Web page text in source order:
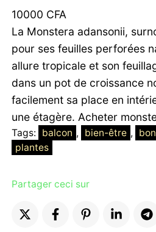
10000 CFA
La Monstera adansonii,
pour ses feuilles perforées
allure tropicale et son
dans un pot de croissance
facilement sa place en
une étagère. Acheter
Tags: balcon , bien-être ,
plantes
Partager ceci sur